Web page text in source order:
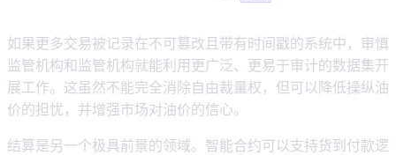
如果更多交易被记录在不可篡改且带有时间戳的系统中，审慎
监管机构和监管机构就能利用更广泛、更易于审计的数据集开
展工作。这虽然不能完全消除自由裁量权，但可以降低操纵油
价的担忧，并增强市场对油价的信心。
结算是另一个极具前景的领域。智能合约可以支持货到付款逻